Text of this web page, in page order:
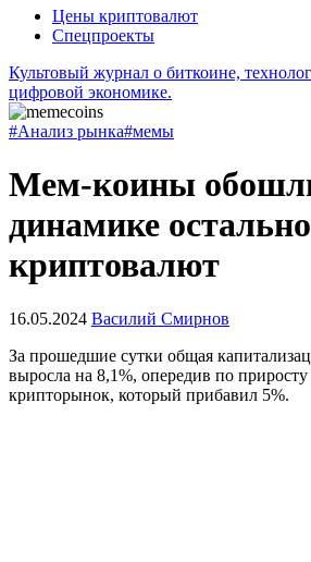
Цены криптовалют
Спецпроекты
Культовый журнал о биткоине,
цифровой экономике.
#Анализ рынка#мемы
Мем-коины
динамике
криптовалют
16.05.2024 Василий Смирнов
За прошедшие сутки общая
выросла на 8,1%, опередив по приросту
крипторынок, который прибавил 5%.